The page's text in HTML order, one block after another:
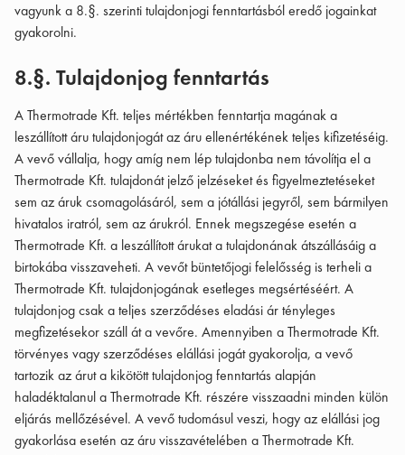
vagyunk a 8.§. szerinti tulajdonjogi fenntartásból eredő jogainkat
gyakorolni.
8.§. Tulajdonjog fenntartás
A Thermotrade Kft. teljes mértékben fenntartja magának a
leszállított áru tulajdonjogát az áru ellenértékének teljes kifizetéséig.
A vevő vállalja, hogy amíg nem lép tulajdonba nem távolítja el a
Thermotrade Kft. tulajdonát jelző jelzéseket és figyelmeztetéseket
sem az áruk csomagolásáról, sem a jótállási jegyről, sem bármilyen
hivatalos iratról, sem az árukról. Ennek megszegése esetén a
Thermotrade Kft. a leszállított árukat a tulajdonának átszállásáig a
birtokába visszaveheti. A vevőt büntetőjogi felelősség is terheli a
Thermotrade Kft. tulajdonjogának esetleges megsértéséért. A
tulajdonjog csak a teljes szerződéses eladási ár tényleges
megfizetésekor száll át a vevőre. Amennyiben a Thermotrade Kft.
törvényes vagy szerződéses elállási jogát gyakorolja, a vevő
tartozik az árut a kikötött tulajdonjog fenntartás alapján
haladéktalanul a Thermotrade Kft. részére visszaadni minden külön
eljárás mellőzésével. A vevő tudomásul veszi, hogy az elállási jog
gyakorlása esetén az áru visszavételében a Thermotrade Kft.